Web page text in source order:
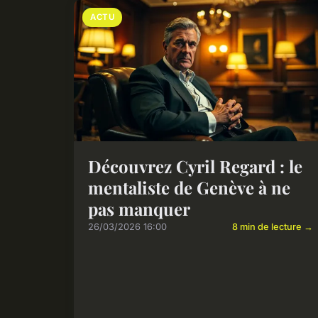
ACTU
Découvrez Cyril Regard : le
mentaliste de Genève à ne
pas manquer
26/03/2026 16:00 8 min de lecture →